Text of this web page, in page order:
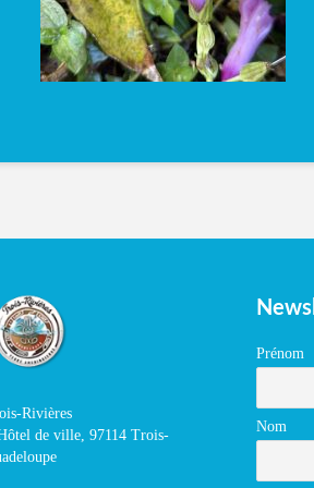
Rivières
de ville, 97114 Trois-
Prénom
Nom